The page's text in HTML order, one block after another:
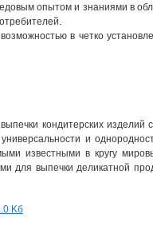
опытом и знаниями в
в четко
кондитерских изделий
и
известными в кругу
для выпечки деликатной
Kб